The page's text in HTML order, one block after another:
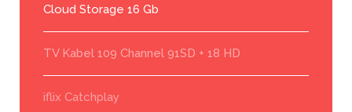
Cloud Storage 16 Gb
TV Kabel 109 Channel 91SD + 18 HD
iflix Catchplay